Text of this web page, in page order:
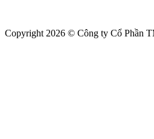
Copyright 2026 © Công ty Cổ Phần